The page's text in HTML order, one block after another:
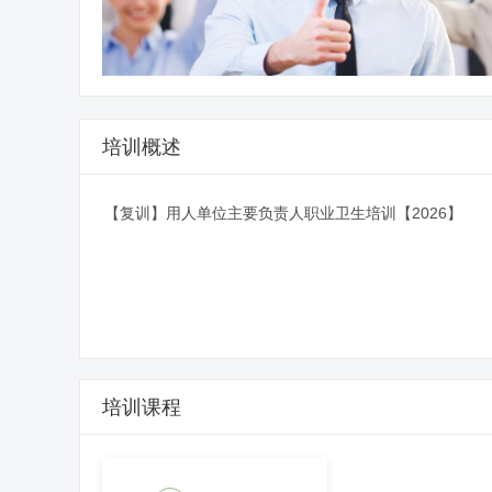
培训概述
【复训】用人单位主要负责人职业卫生培训【2026】
培训课程